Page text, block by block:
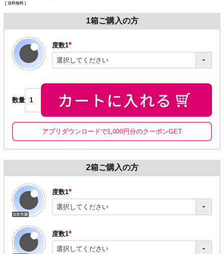
送料無料
1箱ご購入の方
度数1
(必
須)
数量
アプリダウンロードで1,000円分のクーポンGET
2箱ご購入の方
度数1
(必
須)
度数1
(必
須)